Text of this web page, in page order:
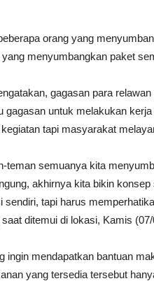
orang yang
menyumbangkan paket
gagasan para
untuk melakukan
tapi masyarakat
teman semuanya kita
akhirnya kita bikin
sendiri, tapi harus
ditemui di lokasi, Kamis
mendapatkan bantuan
yang tersedia tersebut